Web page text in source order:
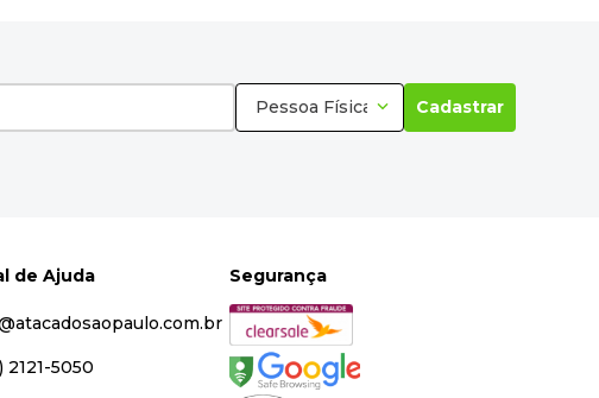
Pessoa Física Cadastrar
de Ajuda
2121-5050
Segurança